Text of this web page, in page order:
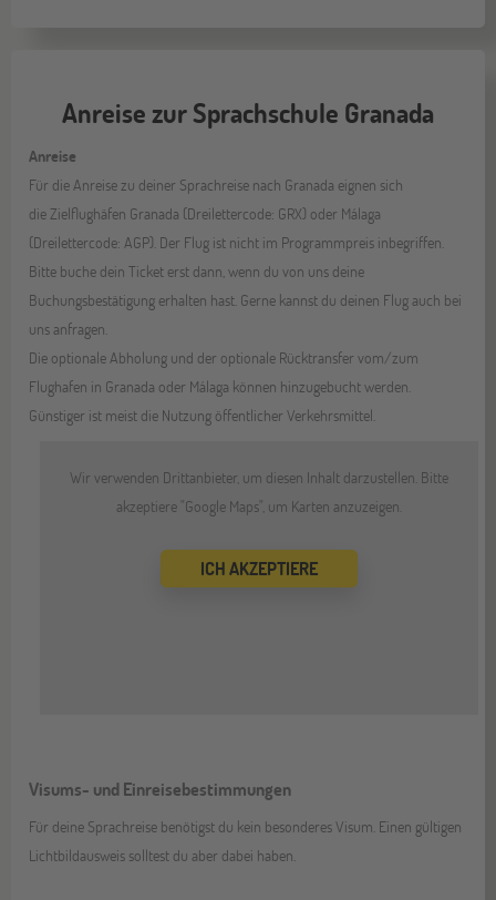
Anreise zur Sprachschule Granada
Anreise
Für die Anreise zu deiner Sprachreise nach Granada eignen sich
die Zielflughäfen Granada (Dreilettercode: GRX) oder Málaga
(Dreilettercode: AGP). Der Flug ist nicht im Programmpreis inbegriffen.
Bitte buche dein Ticket erst dann, wenn du von uns deine
Buchungsbestätigung erhalten hast. Gerne kannst du deinen Flug auch bei
uns anfragen.
Die optionale Abholung und der optionale Rücktransfer vom/zum
Flughafen in Granada oder Málaga können hinzugebucht werden.
Günstiger ist meist die Nutzung öffentlicher Verkehrsmittel.
Wir verwenden Drittanbieter, um diesen Inhalt darzustellen. Bitte
akzeptiere "Google Maps", um Karten anzuzeigen.
ICH AKZEPTIERE
Visums- und Einreisebestimmungen
Für deine Sprachreise benötigst du kein besonderes Visum. Einen gültigen
Lichtbildausweis solltest du aber dabei haben.